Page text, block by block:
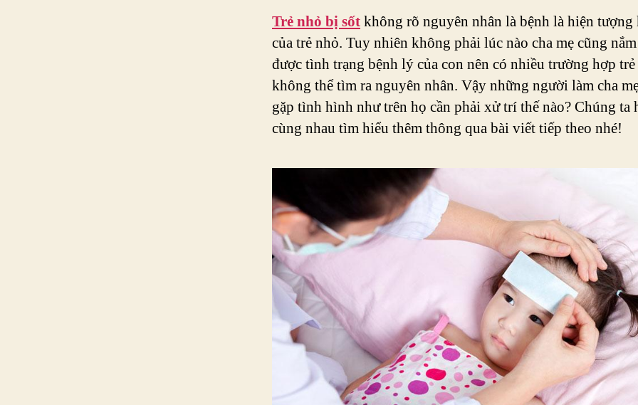
Trẻ nhỏ bị sốtkhông rõ nguyên nhân là bệnh là hiện tượng
của trẻ nhỏ. Tuy nhiên không phải lúc nào cha mẹ cũng
được tình trạng bệnh lý của con nên có nhiều trường hợp trẻ
không thể tìm ra nguyên nhân. Vậy những người làm cha
gặp tình hình như trên họ cần phải xử trí thế nào? Chúng ta
cùng nhau tìm hiểu thêm thông qua bài viết tiếp theo nhé!